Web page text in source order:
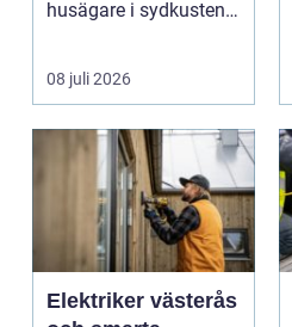
husägare i sydkusten
08 juli 2026
Elektriker västerås